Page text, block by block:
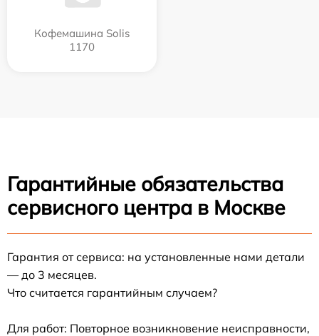
Кофемашина Solis
1170
Гарантийные обязательства
сервисного центра в Москве
Гарантия от сервиса: на установленные нами детали
— до 3 месяцев.
Что считается гарантийным случаем?
Для работ: Повторное возникновение неисправности,